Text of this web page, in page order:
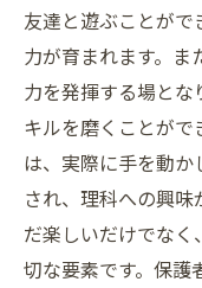
友達と遊ぶことが
力が育まれます。ま
力を発揮する場と
キルを磨くことがで
は、実際に手を動
され、理科への興
だ楽しいだけでな
切な要素です。保護